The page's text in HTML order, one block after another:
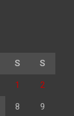
S S
1 2
8 9